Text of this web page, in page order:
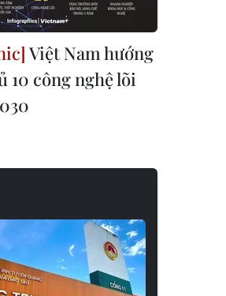
Việt Nam hướng
10 công nghệ lõi